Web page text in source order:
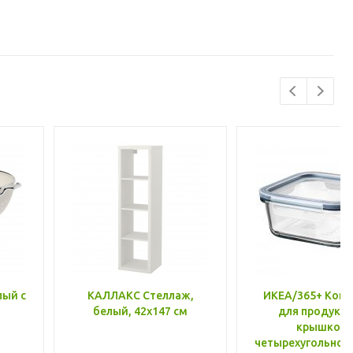
с
КАЛЛАКС Стеллаж,
белый, 42x147 см
ИКЕА/365+
для
крышкой,